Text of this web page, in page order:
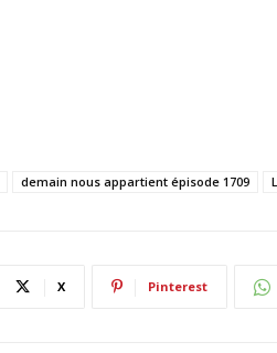
demain nous appartient épisode 1709
X Pinterest